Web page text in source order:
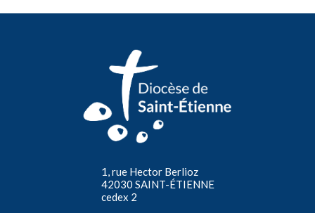
1, rue Hector Berlioz
42030 SAINT-ÉTIENNE
cedex 2